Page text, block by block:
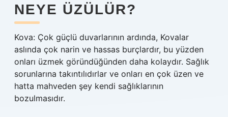
NEYE ÜZÜLÜR?
Kova: Çok güçlü duvarlarının ardında, Kovalar
aslında çok narin ve hassas burçlardır, bu yüzden
onları üzmek göründüğünden daha kolaydır. Sağlık
sorunlarına takıntılıdırlar ve onları en çok üzen ve
hatta mahveden şey kendi sağlıklarının
bozulmasıdır.